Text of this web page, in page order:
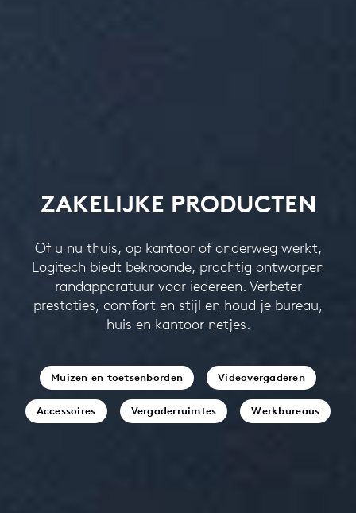
ZAKELIJKE PRODUCTEN
Of u nu thuis, op kantoor of onderweg werkt,
Logitech biedt bekroonde, prachtig ontworpen
randapparatuur voor iedereen. Verbeter
prestaties, comfort en stijl en houd je bureau,
huis en kantoor netjes.
Muizen en toetsenborden Videovergaderen
Accessoires Vergaderruimtes Werkbureaus